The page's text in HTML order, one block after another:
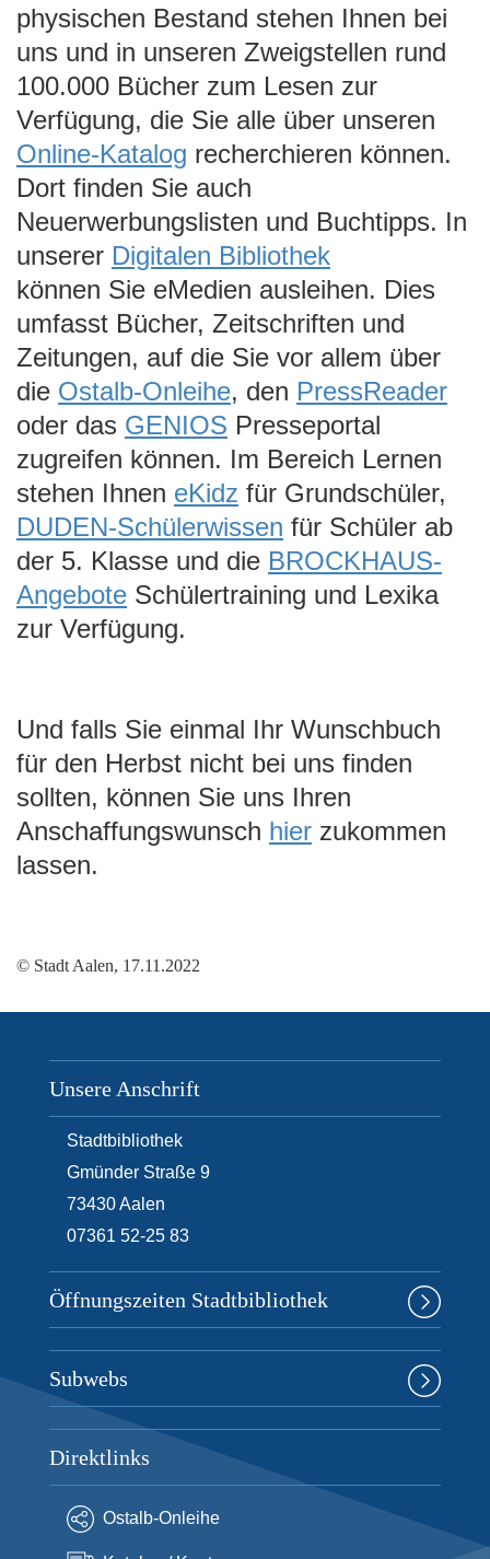
physischen Bestand stehen Ihnen bei
uns und in unseren Zweigstellen rund
100.000 Bücher zum Lesen zur
Verfügung, die Sie alle über unseren
Online-Katalog recherchieren können.
Dort finden Sie auch
Neuerwerbungslisten und Buchtipps. In
unserer Digitalen Bibliothek
können Sie eMedien ausleihen. Dies
umfasst Bücher, Zeitschriften und
Zeitungen, auf die Sie vor allem über
die Ostalb-Onleihe, den PressReader
oder das GENIOS Presseportal
zugreifen können. Im Bereich Lernen
stehen Ihnen eKidz für Grundschüler,
DUDEN-Schülerwissen für Schüler ab
der 5. Klasse und die BROCKHAUS-
Angebote Schülertraining und Lexika
zur Verfügung.
Und falls Sie einmal Ihr Wunschbuch
für den Herbst nicht bei uns finden
sollten, können Sie uns Ihren
Anschaffungswunsch hier zukommen
lassen.
© Stadt Aalen, 17.11.2022
Unsere Anschrift
Stadtbibliothek
Gmünder Straße 9
73430Aalen
07361 52-25 83
Öffnungszeiten Stadtbibliothek
Subwebs
Direktlinks
Ostalb-Onleihe